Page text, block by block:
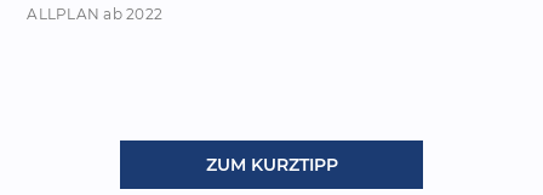
ALLPLAN ab 2022
ZUM KURZTIPP